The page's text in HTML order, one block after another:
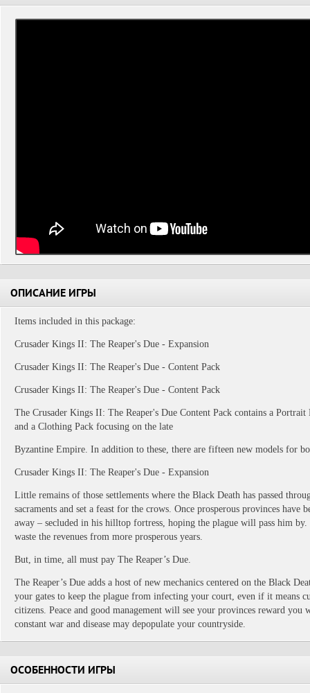
ОПИСАНИЕ ИГРЫ
Items included in this package:
Crusader Kings II: The Reaper's Due - Expansion
Crusader Kings II: The Reaper's Due - Content Pack
Crusader Kings II: The Reaper's Due - Content Pack
The Crusader Kings II: The Reaper's Due Content Pack contains a
and a Clothing Pack focusing on the late
Byzantine Empire. In addition to these, there are fifteen new models for
Crusader Kings II: The Reaper's Due - Expansion
Little remains of those settlements where the Black Death has passed
sacraments and set a feast for the crows. Once prosperous provinces have
away – secluded in his hilltop fortress, hoping the plague will pass him
waste the revenues from more prosperous years.
But, in time, all must pay The Reaper’s Due.
The Reaper’s Due adds a host of new mechanics centered on the Black
your gates to keep the plague from infecting your court, even if it means
citizens. Peace and good management will see your provinces reward you
constant war and disease may depopulate your countryside.
ОСОБЕННОСТИ ИГРЫ